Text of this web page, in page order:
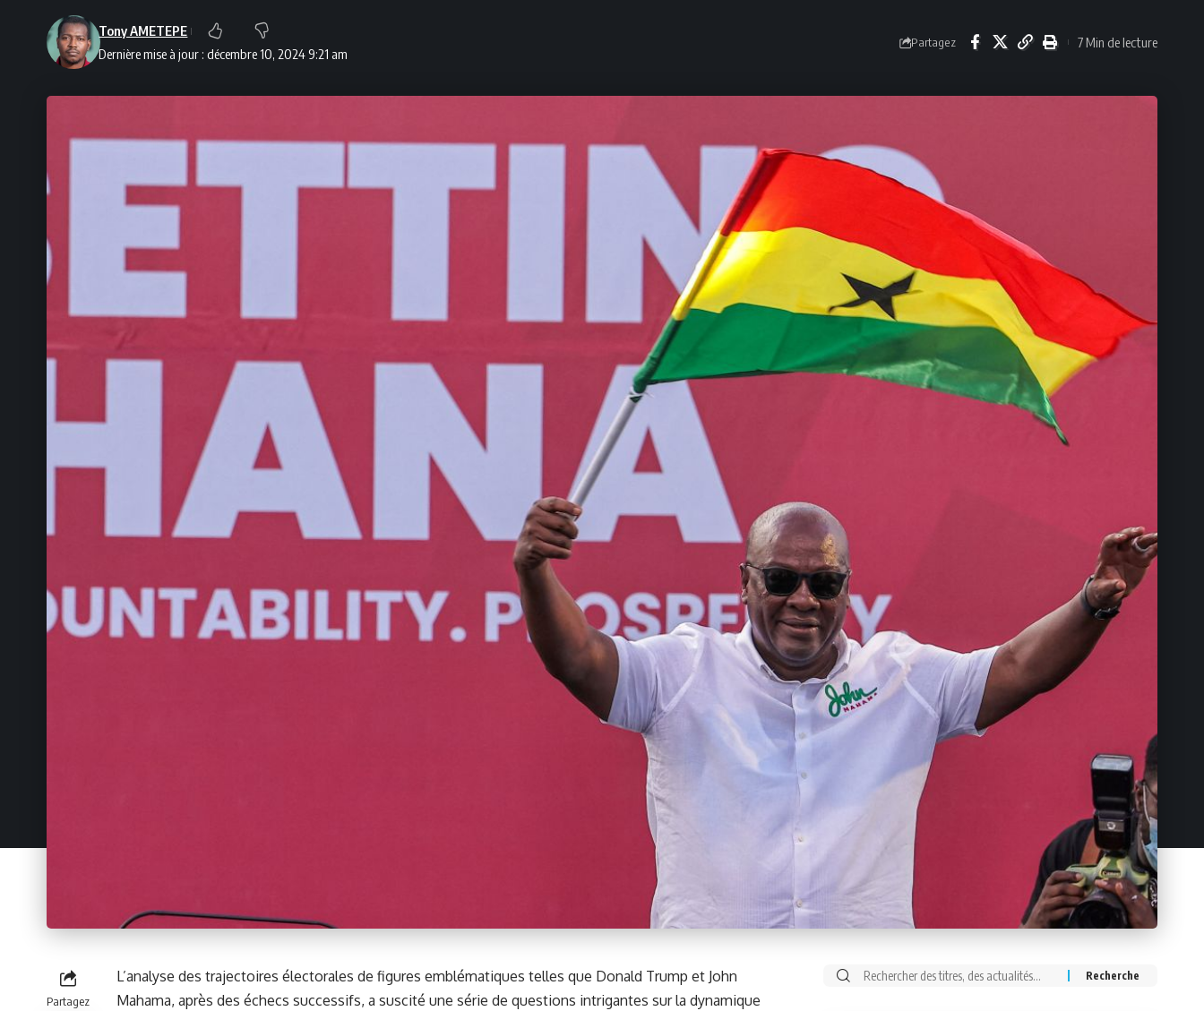
Dernière mise à jour : décembre 10, 2024 9:21 am
Tony AMETEPE
Partagez 7 Min de lecture
Partagez
L’analyse des trajectoires électorales de figures emblématiques telles que Donald Trump et John
Mahama, après des échecs successifs, a suscité une série de questions intrigantes sur la dynamique
Rechercher: